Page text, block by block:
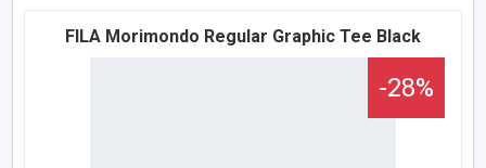
FILA Morimondo Regular Graphic Tee Black
-28%